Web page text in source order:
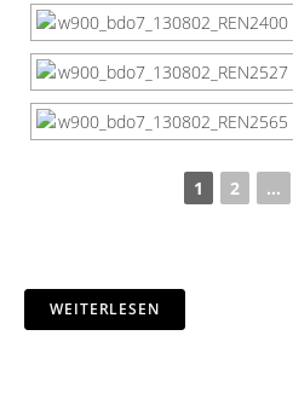
1 2 ...
WEITERLESEN